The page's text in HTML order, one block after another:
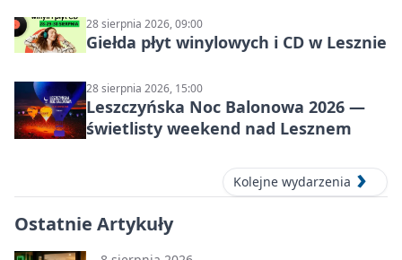
28 sierpnia 2026, 09:00
Giełda płyt winylowych i CD w Lesznie
28 sierpnia 2026, 15:00
Leszczyńska Noc Balonowa 2026 —
świetlisty weekend nad Lesznem
Kolejne wydarzenia
Ostatnie Artykuły